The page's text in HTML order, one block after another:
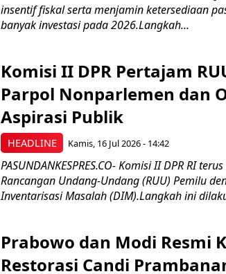
insentif fiskal serta menjamin ketersediaan
banyak investasi pada 2026.Langkah...
HEADLINE
Komisi II DPR Pertajam
Parpol Nonparlemen dan
Aspirasi Publik
Kamis, 16 Jul 2026 - 14:42
PASUNDANKESPRES.CO- Komisi II DPR RI
Rancangan Undang-Undang (RUU) Pemilu
Inventarisasi Masalah (DIM).Langkah ini
Prabowo dan Modi Resmi
Restorasi Candi